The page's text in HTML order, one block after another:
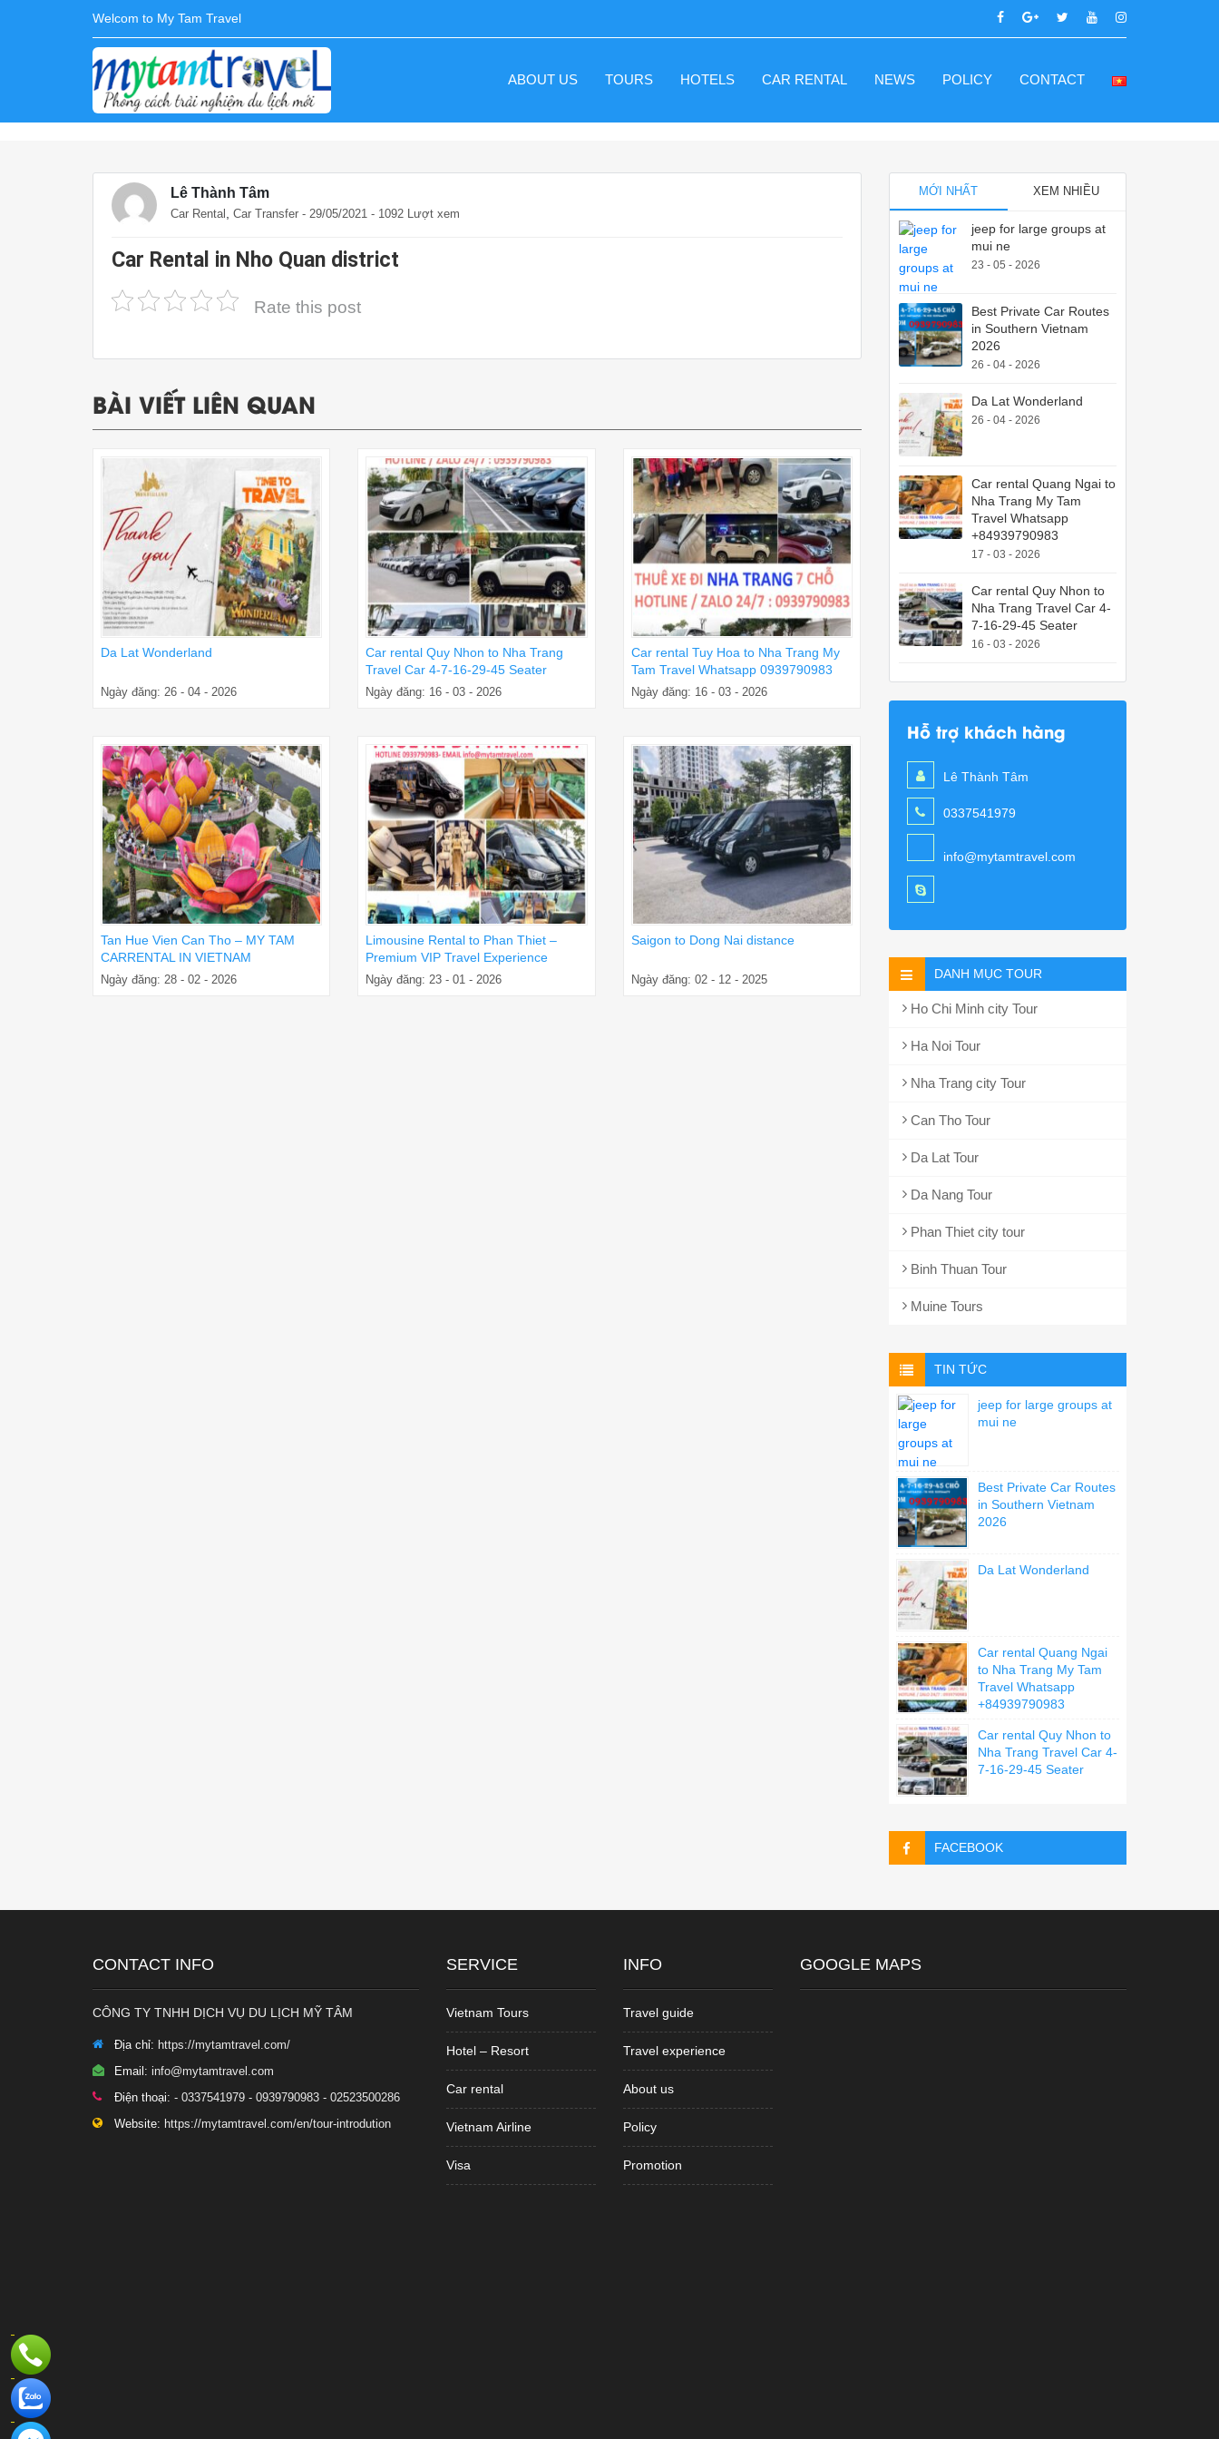
Welcom to My Tam Travel
ABOUT US TOURS HOTELS CAR RENTAL NEWS POLICY CONTACT
Lê Thành Tâm
Car Rental Car Transfer - 29/05/2021 - 1092 Lượt xem
Car Rental in Nho Quan district
Rate this post
BÀI VIẾT LIÊN QUAN
Da Lat Wonderland
Ngày đăng: 26 - 04 - 2026
Car rental Quy Nhon to Nha Trang
Travel Car 4-7-16-29-45 Seater
Ngày đăng: 16 - 03 - 2026
Car rental Tuy Hoa to Nha Trang My
Tam Travel Whatsapp 0939790983
Ngày đăng: 16 - 03 - 2026
Tan Hue Vien Can Tho – MY TAM
CARRENTAL IN VIETNAM
Ngày đăng: 28 - 02 - 2026
Limousine Rental to Phan Thiet –
Premium VIP Travel Experience
Ngày đăng: 23 - 01 - 2026
Saigon to Dong Nai distance
Ngày đăng: 02 - 12 - 2025
MỚI NHẤT XEM NHIỀU
jeep for large groups at
mui ne
23 - 05 - 2026
Best Private Car Routes
in Southern Vietnam
2026
26 - 04 - 2026
Da Lat Wonderland
26 - 04 - 2026
Car rental Quang Ngai to
Nha Trang My Tam
Travel Whatsapp
+84939790983
17 - 03 - 2026
Car rental Quy Nhon to
Nha Trang Travel Car 4-
7-16-29-45 Seater
16 - 03 - 2026
Hỗ trợ khách hàng
Lê Thành Tâm
0337541979
info@mytamtravel.com
DANH MỤC TOUR
Ho Chi Minh city Tour
Ha Noi Tour
Nha Trang city Tour
Can Tho Tour
Da Lat Tour
Da Nang Tour
Phan Thiet city tour
Binh Thuan Tour
Muine Tours
TIN TỨC
jeep for large groups at
mui ne
Best Private Car Routes
in Southern Vietnam
2026
Da Lat Wonderland
Car rental Quang Ngai
to Nha Trang My Tam
Travel Whatsapp
+84939790983
Car rental Quy Nhon to
Nha Trang Travel Car 4-
7-16-29-45 Seater
FACEBOOK
CONTACT INFO
CÔNG TY TNHH DỊCH VỤ DU LỊCH MỸ TÂM
Địa chỉ: https://mytamtravel.com/
Email: info@mytamtravel.com
Điện thoại: - 0337541979 - 0939790983 - 02523500286
Website: https://mytamtravel.com/en/tour-introdution
SERVICE
Vietnam Tours
Hotel – Resort
Car rental
Vietnam Airline
Visa
INFO
Travel guide
Travel experience
About us
Policy
Promotion
GOOGLE MAPS